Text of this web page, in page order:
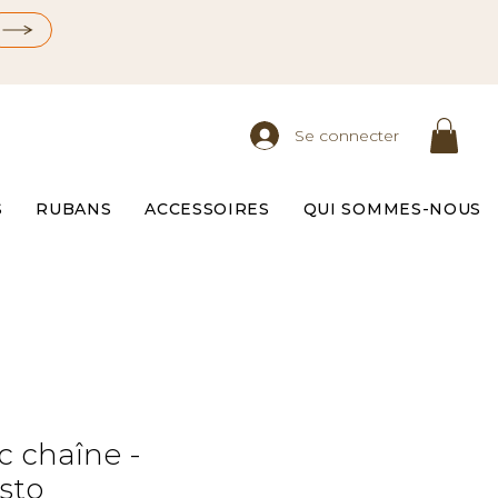
Se connecter
RUBANS ACCESSOIRES QUI SOMMES-NOUS
chaîne -